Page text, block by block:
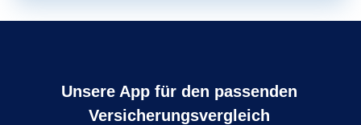
Unsere App für den passenden
Versicherungsvergleich